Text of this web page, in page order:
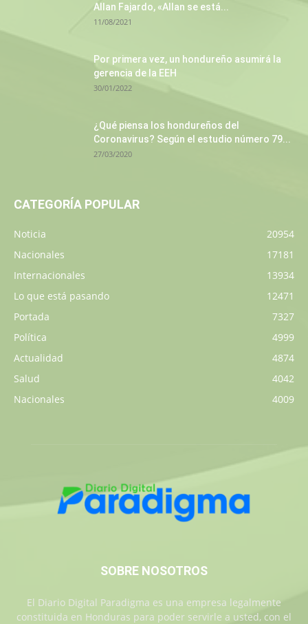
Allan Fajardo, «Allan se está...
11/08/2021
Por primera vez, un hondureño asumirá la
gerencia de la EEH
30/01/2022
¿Qué piensa los hondureños del
Coronavirus? Según el estudio número 79...
27/03/2020
CATEGORÍA POPULAR
Noticia
20954
Nacionales
17181
Internacionales
13934
Lo que está pasando
12471
Portada
7327
Política
4999
Actualidad
4874
Salud
4042
Nacionales
4009
SOBRE NOSOTROS
El Diario Digital Paradigma es una empresa legalmente
constituida en Honduras para poder servirle a usted, con el